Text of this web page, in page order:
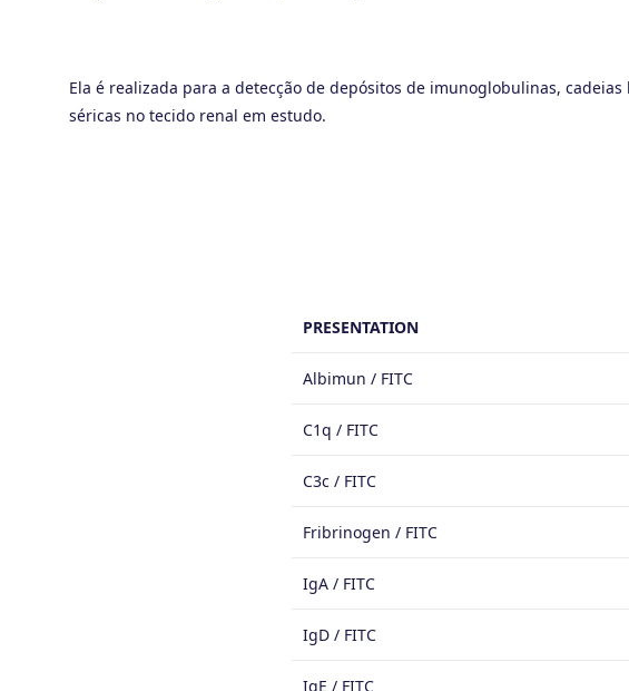
Ela é realizada para a detecção de depósitos de imunoglobulinas,
séricas no tecido renal em estudo.
PRESENTATION
Albimun / FITC
C1q / FITC
C3c / FITC
Fribrinogen / FITC
IgA / FITC
IgD / FITC
IgE / FITC